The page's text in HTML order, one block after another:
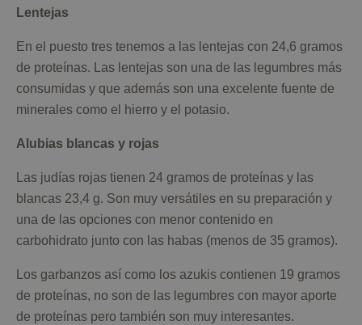
Lentejas
En el puesto tres tenemos a las lentejas con 24,6 gramos
de proteínas. Las lentejas son una de las legumbres más
consumidas y que además son una excelente fuente de
minerales como el hierro y el potasio.
Alubias blancas y rojas
Las judías rojas tienen 24 gramos de proteínas y las
blancas 23,4 g. Son muy versátiles en su preparación y
una de las opciones con menor contenido en
carbohidrato junto con las habas (menos de 35 gramos).
Los garbanzos así como los azukis contienen 19 gramos
de proteínas, no son de las legumbres con mayor aporte
de proteínas pero también son muy interesantes.